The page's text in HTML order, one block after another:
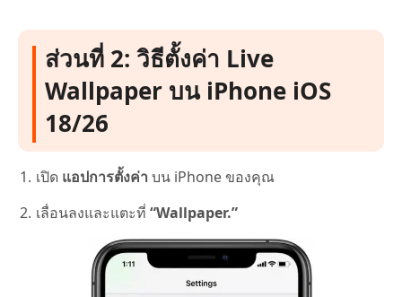
ส่วนที่ 2: วิธีตั้งค่า Live
Wallpaper บน iPhone iOS
18/26
เปิด แอปการตั้งค่า บน iPhone ของคุณ
เลื่อนลงและแตะที่ “Wallpaper.”